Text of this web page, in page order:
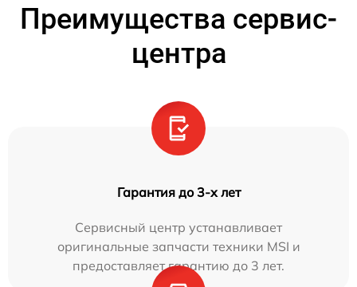
Преимущества сервис-
центра
Гарантия до 3-х лет
Сервисный центр устанавливает
оригинальные запчасти техники MSI и
предоставляет гарантию до 3 лет.